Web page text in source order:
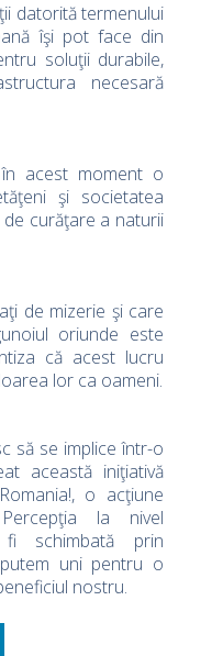
datorită termenului
îşi pot face din
soluţii durabile,
necesară
acest moment o
şi societatea
de curăţare a naturii
de mizerie şi care
oriunde este
că acest lucru
lor ca oameni.
să se implice într-o
această iniţiativă
o acţiune
la nivel
schimbată prin
uni pentru o
nostru.